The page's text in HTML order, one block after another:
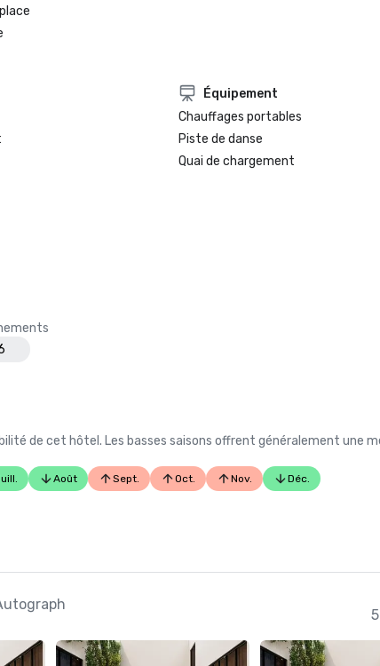
Équipement
Chauffages portables
Piste de danse
Quai de chargement
de cet hôtel. Les basses saisons offrent généralement une
Août Sept. Oct. Nov. Déc.